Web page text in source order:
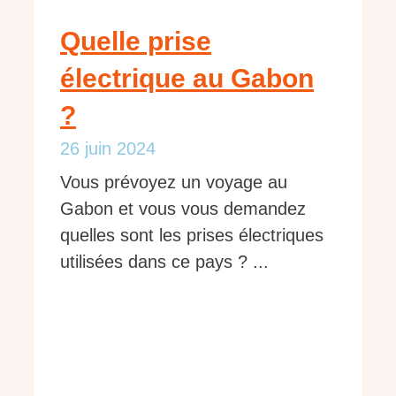
Quelle prise
électrique au Gabon
?
26 juin 2024
Vous prévoyez un voyage au
Gabon et vous vous demandez
quelles sont les prises électriques
utilisées dans ce pays ? ...